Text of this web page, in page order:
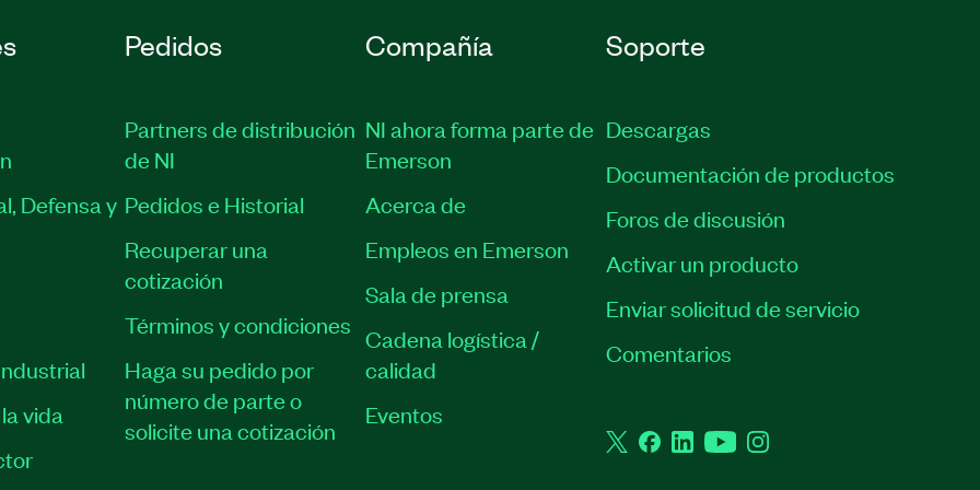
y métodos de
test
Development with
Virtual or Private
Defensa y
vida
Pedidos
Partners de distribución
de NI
Pedidos e Historial
Recuperar una
cotización
Términos y condiciones
Haga su pedido por
número de parte o
solicite una cotización
Compañía
NI ahora forma parte de
Emerson
Acerca de
Empleos en Emerson
Sala de prensa
Cadena logística /
calidad
Eventos
Soporte
Descargas
Documentación de productos
Foros de discusión
Activar un producto
Enviar solicitud de servicio
Comentarios
TwitterFacebook
LinkedInYouTubeInstagram